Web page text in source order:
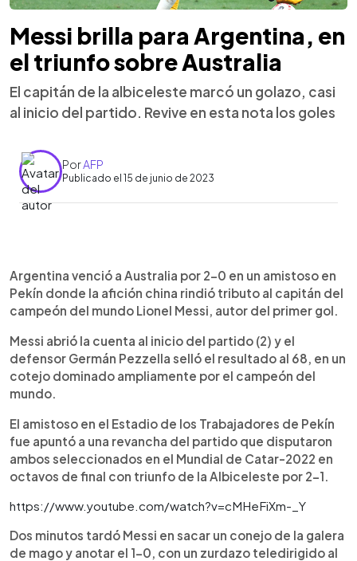
Messi brilla para Argentina, en
el triunfo sobre Australia
El capitán de la albiceleste marcó un golazo, casi
al inicio del partido. Revive en esta nota los goles
PorAFP
Publicado el 15 de junio de 2023
► Escuchar artículo
Argentina venció a Australia por 2-0 en un amistoso en
Pekín donde la afición china rindió tributo al capitán del
campeón del mundo Lionel Messi, autor del primer gol.
Messi abrió la cuenta al inicio del partido (2) y el
defensor Germán Pezzella selló el resultado al 68, en un
cotejo dominado ampliamente por el campeón del
mundo.
El amistoso en el Estadio de los Trabajadores de Pekín
fue apuntó a una revancha del partido que disputaron
ambos seleccionados en el Mundial de Catar-2022 en
octavos de final con triunfo de la Albiceleste por 2-1.
https://www.youtube.com/watch?v=cMHeFiXm-_Y
Dos minutos tardó Messi en sacar un conejo de la galera
de mago y anotar el 1-0, con un zurdazo teledirigido al